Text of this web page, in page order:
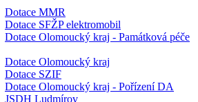
Dotace MMR
Dotace SFŽP elektromobil
Dotace Olomoucký kraj - Památková péče
Dotace Olomoucký kraj
Dotace SZIF
Dotace Olomoucký kraj - Pořízení DA
JSDH Ludmírov